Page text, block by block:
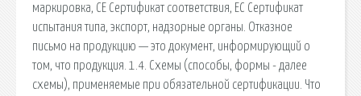
маркировка, СЕ Сертификат соответствия, ЕС Сертификат
испытания типа, экспорт, надзорные органы. Отказное
письмо на продукцию — это документ, информирующий о
том, что продукция. 1.4. Схемы (способы, формы - далее
схемы), применяемые при обязательной сертификации. Что